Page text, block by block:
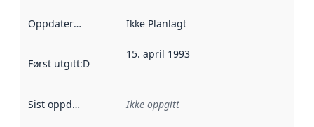
Oppdateringsfrekvens :
Ikke Planlagt
Først utgitt:Denne datoen sier når dataene i dette
15. april 1993
Sist oppdatert Ikke oppgitt